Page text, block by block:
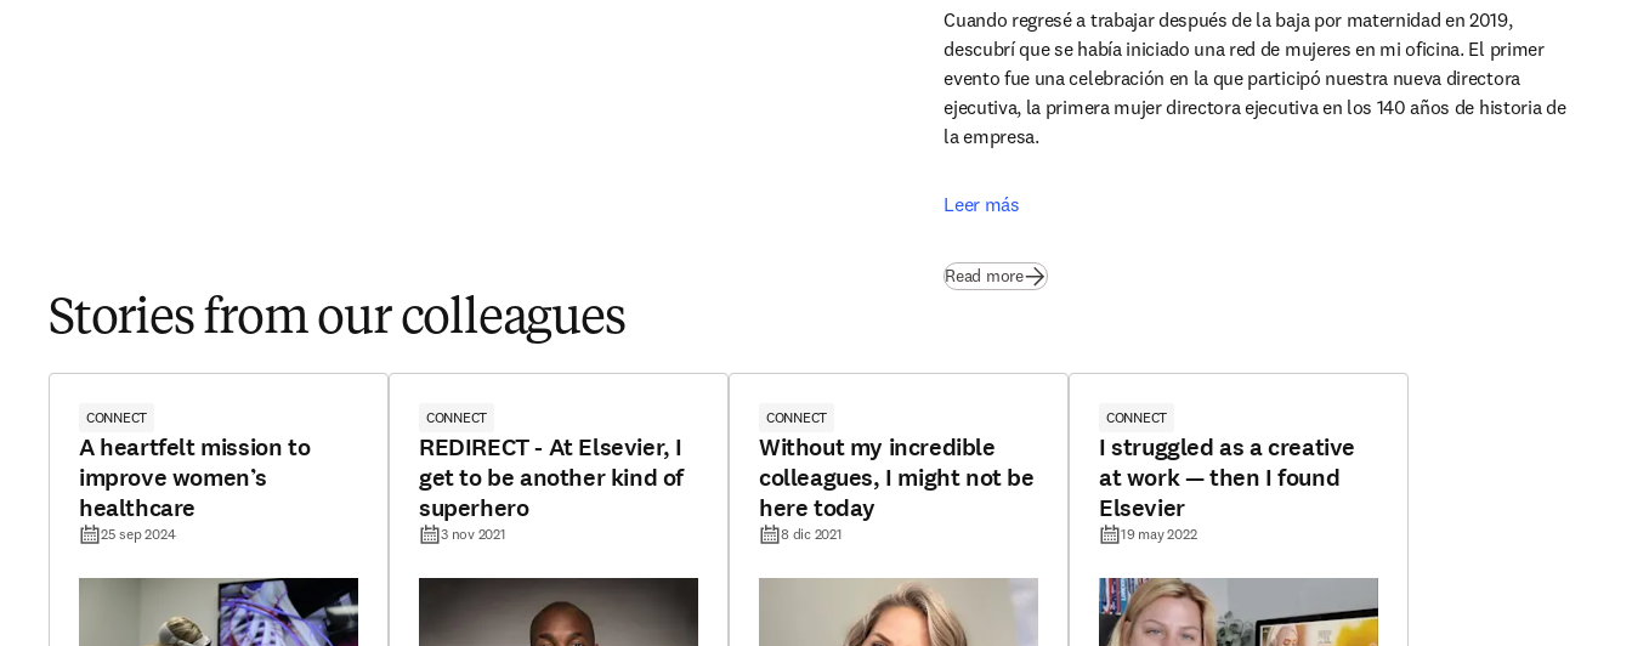
Cuando regresé a trabajar después de la baja por maternidad en 2019,
descubrí que se había iniciado una red de mujeres en mi oficina. El primer
evento fue una celebración en la que participó nuestra nueva directora
ejecutiva, la primera mujer directora ejecutiva en los 140 años de historia de
la empresa.
Leer más
Read more
Stories from our colleagues
CONNECT
A heartfelt mission to
improve women’s
healthcare
25 sep 2024
CONNECT
REDIRECT - At Elsevier, I
get to be another kind of
superhero
3 nov 2021
CONNECT
Without my incredible
colleagues, I might not be
here today
8 dic 2021
CONNECT
I struggled as a creative
at work — then I found
Elsevier
19 may 2022